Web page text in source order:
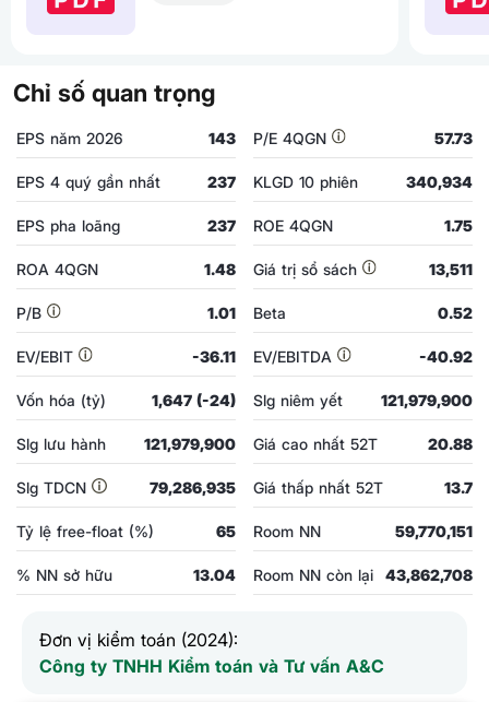
Chỉ số quan trọng
EPS năm 2026 143 P/E 4QGN 57.73
EPS 4 quý gần nhất 237 KLGD 10 phiên 340,934
EPS pha loãng 237 ROE 4QGN 1.75
ROA 4QGN 1.48 Giá trị sổ sách 13,511
P/B 1.01 Beta 0.52
EV/EBIT -36.11 EV/EBITDA -40.92
Vốn hóa (tỷ) 1,647 (-24) Slg niêm yết 121,979,900
Slg lưu hành 121,979,900 Giá cao nhất 52T 20.88
Slg TDCN 79,286,935 Giá thấp nhất 52T 13.7
Tỷ lệ free-float (%) 65 Room NN 59,770,151
% NN sở hữu 13.04 Room NN còn lại 43,862,708
Đơn vị kiểm toán (2024):
Công ty TNHH Kiểm toán và Tư vấn A&C